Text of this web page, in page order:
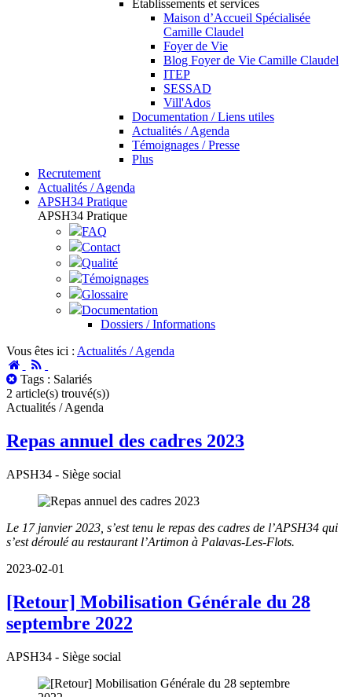
Établissements et services
Maison d’Accueil Spécialisée
Camille Claudel
Foyer de Vie
Blog Foyer de Vie Camille Claudel
ITEP
SESSAD
Vill'Ados
Documentation / Liens utiles
Actualités / Agenda
Témoignages / Presse
Plus
Recrutement
Actualités / Agenda
APSH34 Pratique
APSH34 Pratique
FAQ
Contact
Qualité
Témoignages
Glossaire
Documentation
Dossiers / Informations
Vous êtes ici : Actualités / Agenda
Accueil
Tous
les
posts
Tags : Salariés
2 article(s) trouvé(s))
Actualités / Agenda
Repas annuel des cadres 2023
APSH34 - Siège social
Le 17 janvier 2023, s’est tenu le repas des cadres de l’APSH34 qui
s’est déroulé au restaurant l’Artimon à Palavas-Les-Flots.
2023-02-01
[Retour] Mobilisation Générale du 28
septembre 2022
APSH34 - Siège social